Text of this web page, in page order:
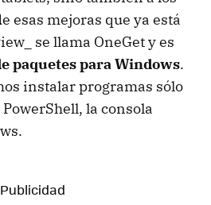
esas mejoras que ya está
se llama OneGet y es
paquetes para Windows.
instalar programas sólo
la consola